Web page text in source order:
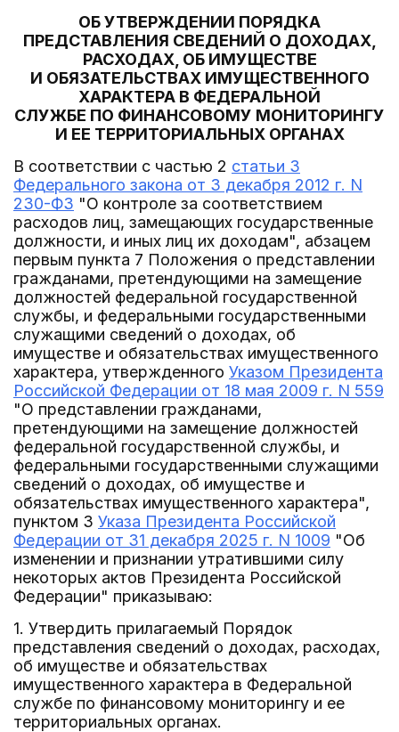
ОБ УТВЕРЖДЕНИИ ПОРЯДКА
ПРЕДСТАВЛЕНИЯ СВЕДЕНИЙ О ДОХОДАХ,
РАСХОДАХ, ОБ ИМУЩЕСТВЕ
И ОБЯЗАТЕЛЬСТВАХ ИМУЩЕСТВЕННОГО
ХАРАКТЕРА В ФЕДЕРАЛЬНОЙ
СЛУЖБЕ ПО ФИНАНСОВОМУ МОНИТОРИНГУ
И ЕЕ ТЕРРИТОРИАЛЬНЫХ ОРГАНАХ
В соответствии с частью 2 статьи 3
Федерального закона от 3 декабря 2012 г. N
230-ФЗ "О контроле за соответствием
расходов лиц, замещающих государственные
должности, и иных лиц их доходам", абзацем
первым пункта 7 Положения о представлении
гражданами, претендующими на замещение
должностей федеральной государственной
службы, и федеральными государственными
служащими сведений о доходах, об
имуществе и обязательствах имущественного
характера, утвержденного Указом Президента
Российской Федерации от 18 мая 2009 г. N 559
"О представлении гражданами,
претендующими на замещение должностей
федеральной государственной службы, и
федеральными государственными служащими
сведений о доходах, об имуществе и
обязательствах имущественного характера",
пунктом 3 Указа Президента Российской
Федерации от 31 декабря 2025 г. N 1009 "Об
изменении и признании утратившими силу
некоторых актов Президента Российской
Федерации" приказываю:
1. Утвердить прилагаемый Порядок
представления сведений о доходах, расходах,
об имуществе и обязательствах
имущественного характера в Федеральной
службе по финансовому мониторингу и ее
территориальных органах.